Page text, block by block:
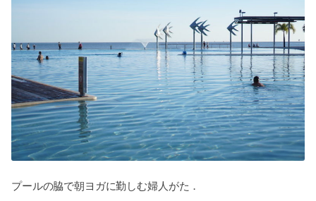
プールの脇で朝ヨガに勤しむ婦人がた．